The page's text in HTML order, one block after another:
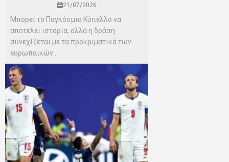
21/07/2026
Μπορεί το Παγκόσμιο Κύπελλο να
αποτελεί ιστορία, αλλά η δράση
συνεχίζεται με τα προκριματικά των
ευρωπαϊκών...